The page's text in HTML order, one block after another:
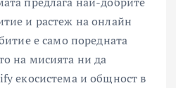
и растеж на онлайн
е само поредната
на мисията ни да
екосистема и общност в